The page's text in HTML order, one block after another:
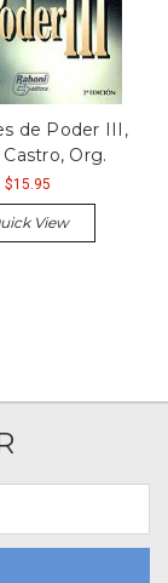
de Poder III,
Castro, Org.
$15.95
View